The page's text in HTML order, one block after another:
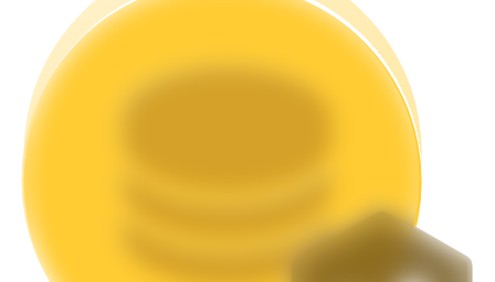
Stawianie